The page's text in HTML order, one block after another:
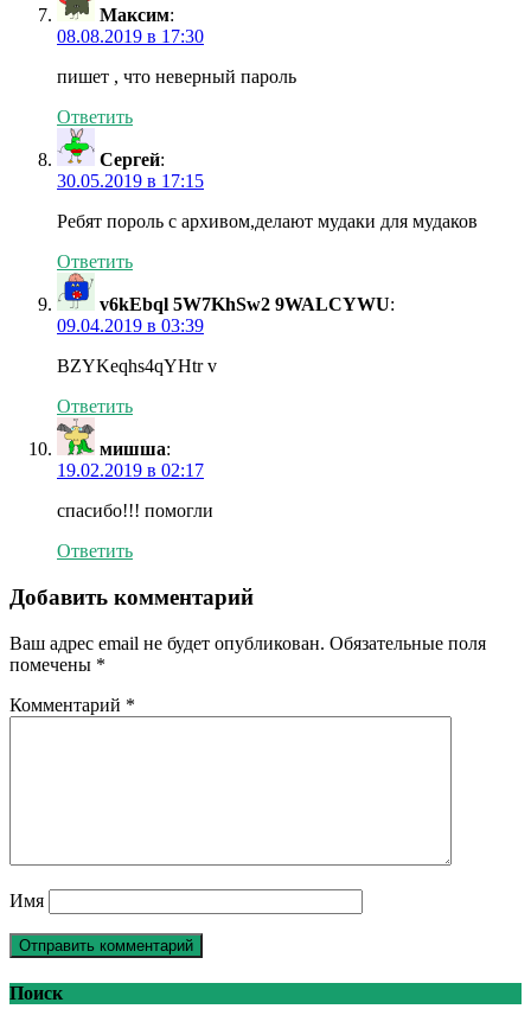
Максим:
08.08.2019 в 17:30
пишет , что неверный пароль
Ответить
Сергей:
30.05.2019 в 17:15
Ребят пороль с архивом,делают мудаки для мудаков
Ответить
v6kEbql 5W7KhSw2 9WALCYWU:
09.04.2019 в 03:39
BZYKeqhs4qYHtr v
Ответить
мишша:
19.02.2019 в 02:17
спасибо!!! помогли
Ответить
Добавить комментарий
Ваш адрес email не будет опубликован. Обязательные поля
помечены *
Комментарий *
Имя
Поиск